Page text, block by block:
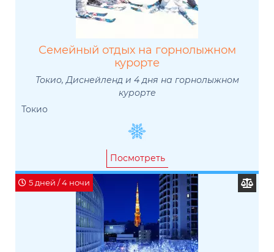
Семейный отдых на горнолыжном
курорте
Токио, Диснейленд и 4 дня на горнолыжном
курорте
Токио
Посмотреть
5 дней / 4 ночи